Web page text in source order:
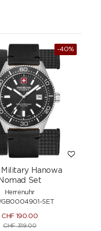
-40%
Military Hanowa
Nomad Set
Herrenuhr
SET
CHF 190.00
CHF319.00